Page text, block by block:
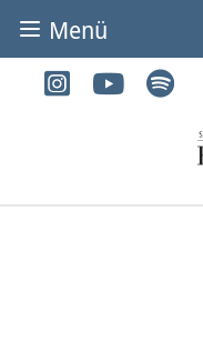
Menü
BÜRGER & STADT